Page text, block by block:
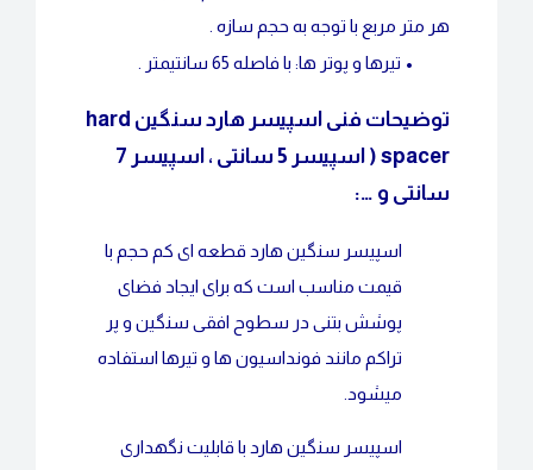
هر متر مربع با توجه به حجم سازه .
• تیرها و پوتر ها: با فاصله 65 سانتیمتر .
توضیحات فنی اسپیسر هارد سنگین hard
spacer ( اسپیسر 5 سانتی ، اسپیسر 7
سانتی و …:
اسپیسر سنگین هارد قطعه ای کم حجم با
قیمت مناسب است که برای ایجاد فضای
پوشش بتنی در سطوح افقی سنگین و پر
تراکم مانند فونداسیون ها و تیرها استفاده
میشود.
اسپیسر سنگین هارد با قابلیت نگهداری